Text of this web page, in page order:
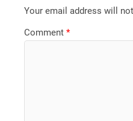
Your email address will
Comment*